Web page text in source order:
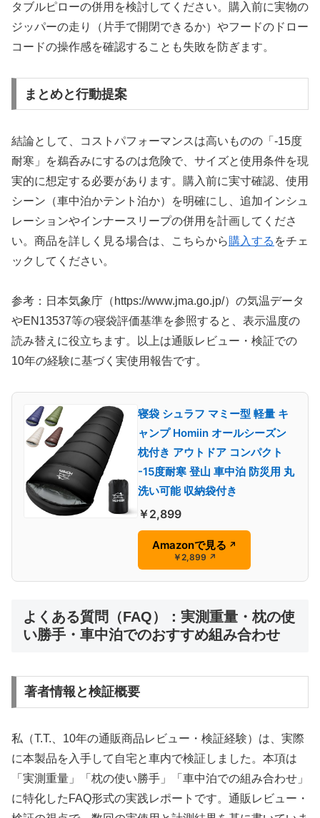
タブルピローの併用を検討してください。購入前に実物の
ジッパーの走り（片手で開閉できるか）やフードのドロー
コードの操作感を確認することも失敗を防ぎます。
まとめと行動提案
結論として、コストパフォーマンスは高いものの「-15度
耐寒」を鵜呑みにするのは危険で、サイズと使用条件を現
実的に想定する必要があります。購入前に実寸確認、使用
シーン（車中泊かテント泊か）を明確にし、追加インシュ
レーションやインナースリープの併用を計画してくださ
い。商品を詳しく見る場合は、こちらから購入する をチェ
ックしてください。
参考：日本気象庁（https://www.jma.go.jp/）の気温データ
やEN13537等の寝袋評価基準を参照すると、表示温度の
読み替えに役立ちます。以上は通販レビュー・検証での
10年の経験に基づく実使用報告です。
寝袋 シュラフ マミー型 軽量 キ
ャンプ Homiin オールシーズン
枕付き アウトドア コンパクト
-15度耐寒 登山 車中泊 防災用 丸
洗い可能 収納袋付き
￥2,899
Amazonで見る ↗
￥2,899 ↗
よくある質問（FAQ）：実測重量・枕の使
い勝手・車中泊でのおすすめ組み合わせ
著者情報と検証概要
私（T.T.、10年の通販商品レビュー・検証経験）は、実際
に本製品を入手して自宅と車内で検証しました。本項は
「実測重量」「枕の使い勝手」「車中泊での組み合わせ」
に特化したFAQ形式の実践レポートです。通販レビュー・